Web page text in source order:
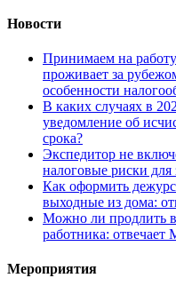
Новости
Принимаем на
проживает за
особенности
В каких случаях в
уведомление об
срока?
Экспедитор не
налоговые риски для
Как оформить
выходные из дома:
Можно ли продлить
работника: отвечает
Мероприятия